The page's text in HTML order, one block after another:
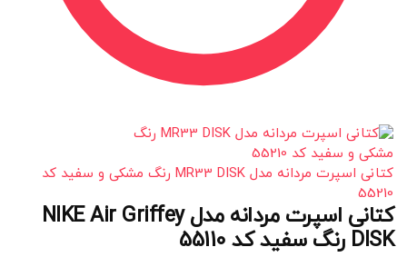
کتانی اسپرت مردانه مدل MR33 DISK رنگ مشکی و سفید کد
55210
کتانی اسپرت مردانه مدل NIKE Air Griffey
DISK رنگ سفید کد 55110